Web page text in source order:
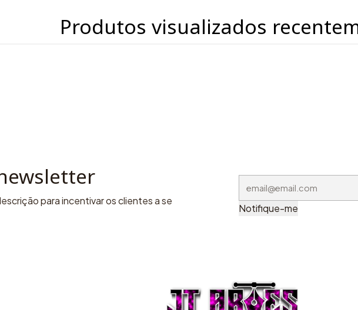
Produtos visualizados
para incentivar os clientes a se
Notifique-me